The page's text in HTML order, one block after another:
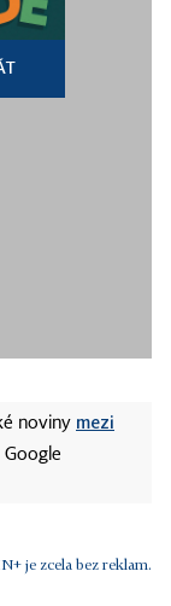
noviny mezi
Google
je zcela bez reklam.